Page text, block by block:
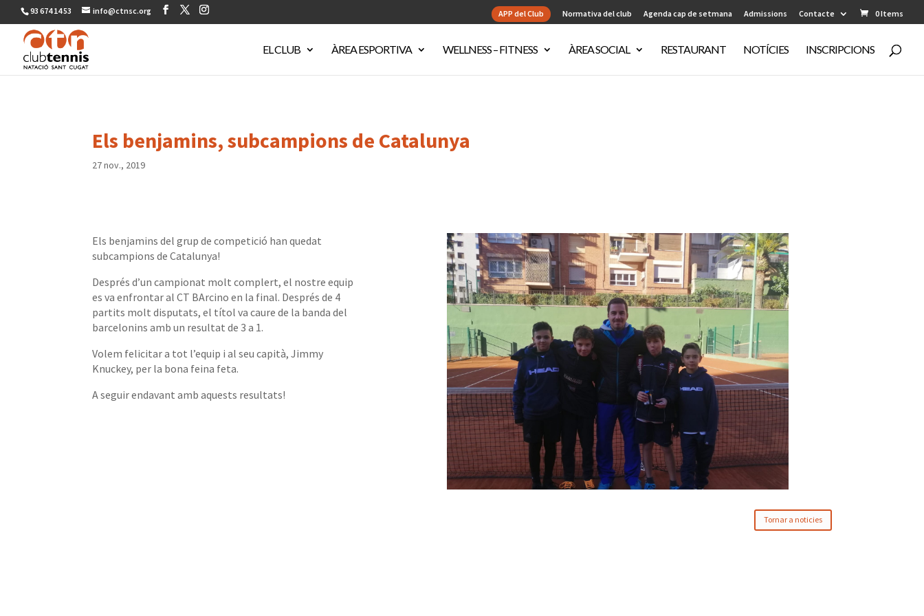
93 674 14 53 info@ctnsc.org APP del Club Normativa del club Agenda cap de setmana Admissions Contacte 0 Items
EL CLUB ÀREA ESPORTIVA WELLNESS – FITNESS ÀREA SOCIAL RESTAURANT NOTÍCIES INSCRIPCIONS
Els benjamins, subcampions de Catalunya
27 nov., 2019
Els benjamins del grup de competició han quedat
subcampions de Catalunya!
Després d’un campionat molt complert, el nostre equip
es va enfrontar al CT BArcino en la final. Després de 4
partits molt disputats, el títol va caure de la banda del
barcelonins amb un resultat de 3 a 1.
Volem felicitar a tot l’equip i al seu capità, Jimmy
Knuckey, per la bona feina feta.
A seguir endavant amb aquests resultats!
Tornar a noticies